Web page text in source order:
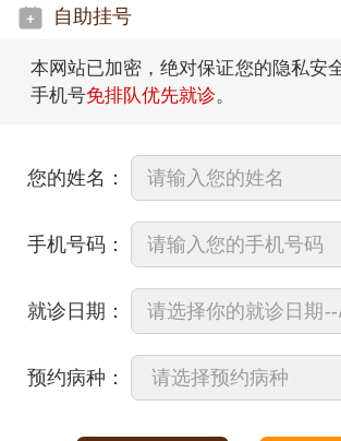
自助挂号
本网站已加密，绝对保证您的隐私安
手机号免排队优先就诊。
您的姓名：
手机号码：
就诊日期：
预约病种：